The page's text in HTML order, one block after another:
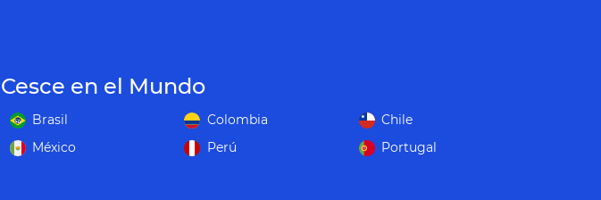
Cesce en el Mundo
Brasil Colombia
Chile
México
Perú Portugal